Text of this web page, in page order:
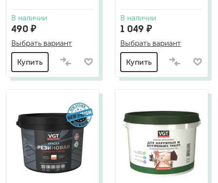
В наличии
490 ₽
Выбрать вариант
Купить
В наличии
1 049 ₽
Выбрать вариант
Купить